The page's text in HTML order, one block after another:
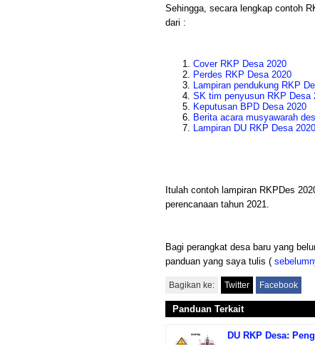
Sehingga, secara lengkap contoh
dari :
Cover RKP Desa 2020
Perdes RKP Desa 2020
Lampiran pendukung RKP
SK tim penyusun RKP Desa
Keputusan BPD Desa 2020
Berita acara musyawarah
Lampiran DU RKP Desa 2020
Itulah contoh lampiran RKPDes
perencanaan tahun 2021.
Bagi perangkat desa baru yang
panduan yang saya tulis (
Bagikan ke: Twitter Facebook
Panduan Terkait
DU RKP Desa: